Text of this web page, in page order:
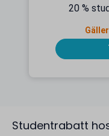
20 %
Studentrabatt